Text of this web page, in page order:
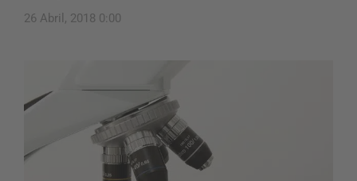
26 Abril, 2018 0:00